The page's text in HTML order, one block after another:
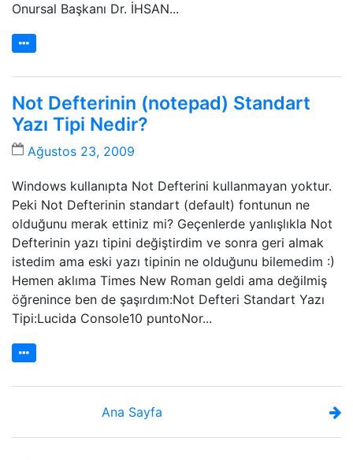
Onursal Başkanı Dr. İHSAN...
Not Defterinin (notepad) Standart
Yazı Tipi Nedir?
Ağustos 23, 2009
Windows kullanıpta Not Defterini kullanmayan yoktur.
Peki Not Defterinin standart (default) fontunun ne
olduğunu merak ettiniz mi? Geçenlerde yanlışlıkla Not
Defterinin yazı tipini değiştirdim ve sonra geri almak
istedim ama eski yazı tipinin ne olduğunu bilemedim :)
Hemen aklıma Times New Roman geldi ama değilmiş
öğrenince ben de şaşırdım:Not Defteri Standart Yazı
Tipi:Lucida Console10 puntoNor...
Ana Sayfa